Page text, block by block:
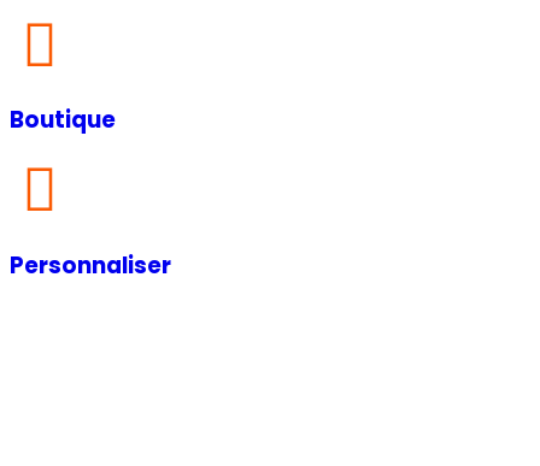
Boutique
Personnaliser